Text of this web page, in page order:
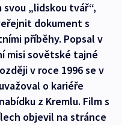
„lidskou tvář“,
dokument s
příběhy. Popsal v
misi sovětské tajné
v roce 1996 se v
o kariéře
z Kremlu. Film s
objevil na stránce